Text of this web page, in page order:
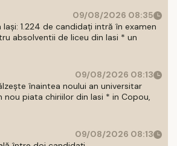
09/08/2026 08:35
1.224 de candidați intră în examen
absolventii de liceu din Iasi * un
09/08/2026 08:13
înaintea noului an universitar
nou piata chiriilor din Iasi * in Copou,
09/08/2026 08:13